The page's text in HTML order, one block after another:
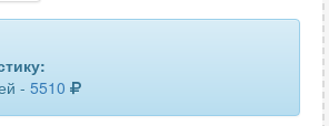
- 5510